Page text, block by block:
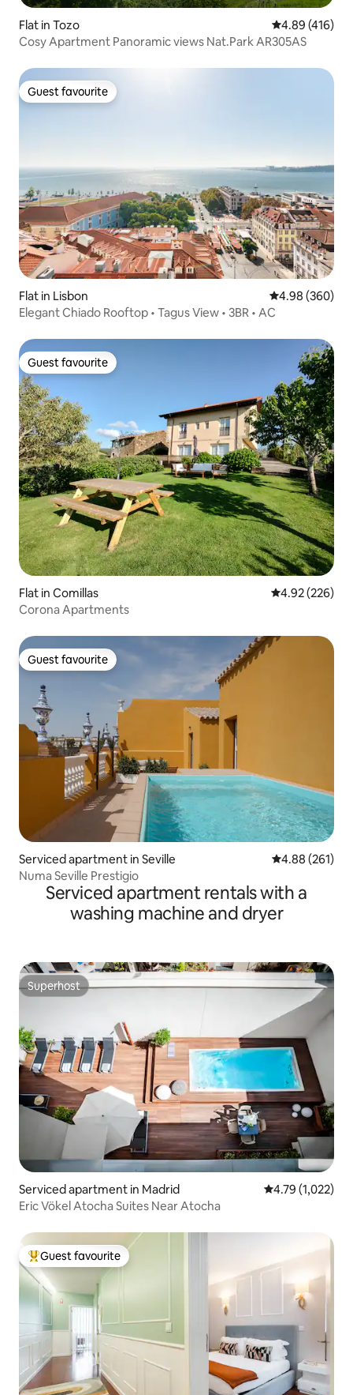
Flat in Tozo 4.89 out of 5
4.89 (416)
Cosy Apartment Panoramic views Nat.Park AR305AS
Guest favourite
Guest favourite
Flat in Lisbon 4.98 out of 5
4.98 (360)
Elegant Chiado Rooftop • Tagus View • 3BR • AC
Guest favourite
Guest favourite
Flat in Comillas 4.92 out of 5
4.92 (226)
Corona Apartments
Guest favourite
Guest favourite
Serviced apartment in Seville 4.88 out of 5
4.88 (261)
Numa Seville Prestigio
Serviced apartment rentals with a
washing machine and dryer
Superhost
Superhost
Serviced apartment in Madrid 4.79 out of 5
4.79 (1,022)
Eric Vökel Atocha Suites Near Atocha
Top guest favourite
Guest favourite